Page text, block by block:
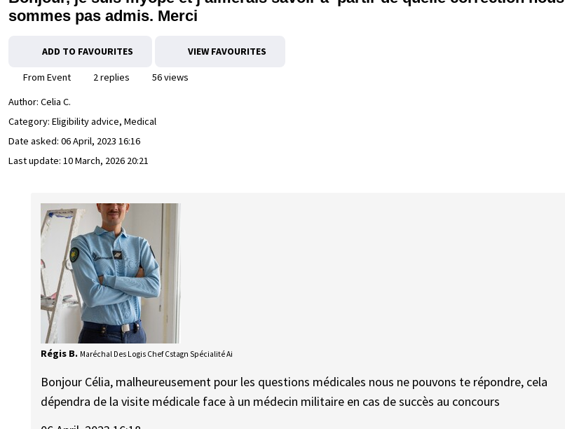
sommes pas admis. Merci
ADD TO FAVOURITES VIEW FAVOURITES
From Event 2 replies
56 views
Author: Celia C.
Category: Eligibility advice, Medical
Date asked: 06 April, 2023 16:16
Last update: 10 March, 2026 20:21
Régis B. Maréchal Des Logis Chef Cstagn Spécialité Ai
Bonjour Célia, malheureusement pour les questions médicales nous ne pouvons te répondre, cela
dépendra de la visite médicale face à un médecin militaire en cas de succès au concours